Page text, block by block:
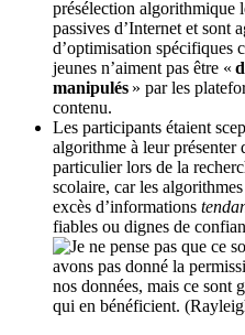
présélection algorithmique
passives d’Internet et sont
d’optimisation spécifiques
jeunes n’aiment pas être «
manipulés » par les
contenu.
Les participants étaient
algorithme à leur présenter
particulier lors de la
scolaire, car les
excès d’informations
fiables ou dignes de